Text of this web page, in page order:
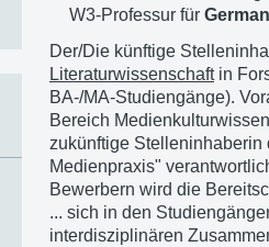
W3-Professur für
Der/Die künftige
Literaturwissenschaftin
BA-/MA-Studiengänge).
Bereich
zukünftige
Medienpraxis"
Bewerbern wird die
... sich in den
interdisziplinären